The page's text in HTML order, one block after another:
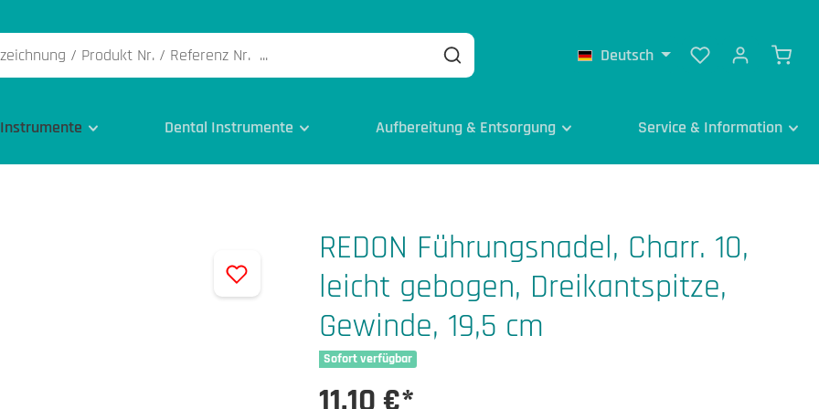
Deutsch
Dental Instrumente Aufbereitung & Entsorgung Service & Information
REDON Führungsnadel, Charr. 10,
leicht gebogen, Dreikantspitze,
Gewinde, 19,5 cm
Sofort verfügbar